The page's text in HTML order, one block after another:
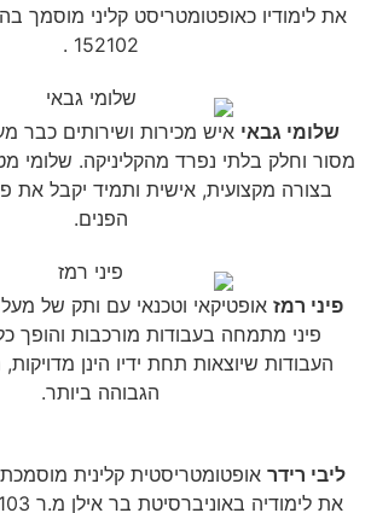
את לימודיו כאופטומטריסט קליני מוסמך
152102 .
שלומי גבאי
מסור וחלק בלתי נפרד מהקליניקה. שלומי
בצורה מקצועית, אישית ותמיד יקבל את
הפנים.
פיני רמז
פיני מתמחה בעבודות מורכבות והופך
העבודות שיוצאות תחת ידיו הינן מדויקות,
הגבוהה ביותר.
ליבי רידראופטומטריסטית קלינית